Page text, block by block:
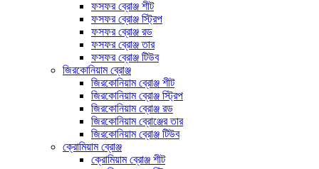
ফসফর ব্রোঞ্জ শীট
ফসফর ব্রোঞ্জ স্ট্রিপ
ফসফর ব্রোঞ্জ রড
ফসফর ব্রোঞ্জ তার
ফসফর ব্রোঞ্জ টিউব
জিরকোনিয়াম ব্রোঞ্জ
জিরকোনিয়াম ব্রোঞ্জ শীট
জিরকোনিয়াম ব্রোঞ্জ স্ট্রিপ
জিরকোনিয়াম ব্রোঞ্জ রড
জিরকোনিয়াম ব্রোঞ্জের তার
জিরকোনিয়াম ব্রোঞ্জ টিউব
ক্রোমিয়াম ব্রোঞ্জ
ক্রোমিয়াম ব্রোঞ্জ শীট